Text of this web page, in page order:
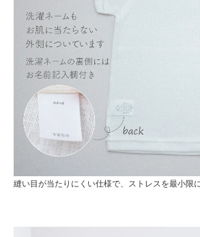
縫い目が当たりにくい仕様で、ストレスを最小限